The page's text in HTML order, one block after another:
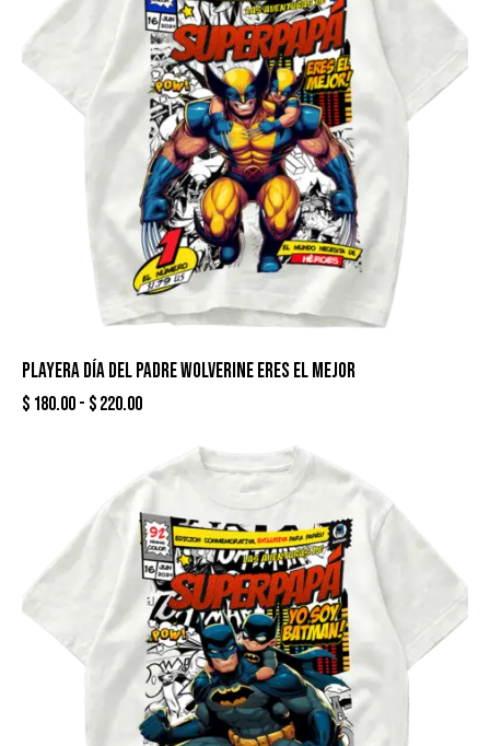
PLAYERA DÍA DEL PADRE WOLVERINE ERES EL MEJOR
$ 180.00- $220.00